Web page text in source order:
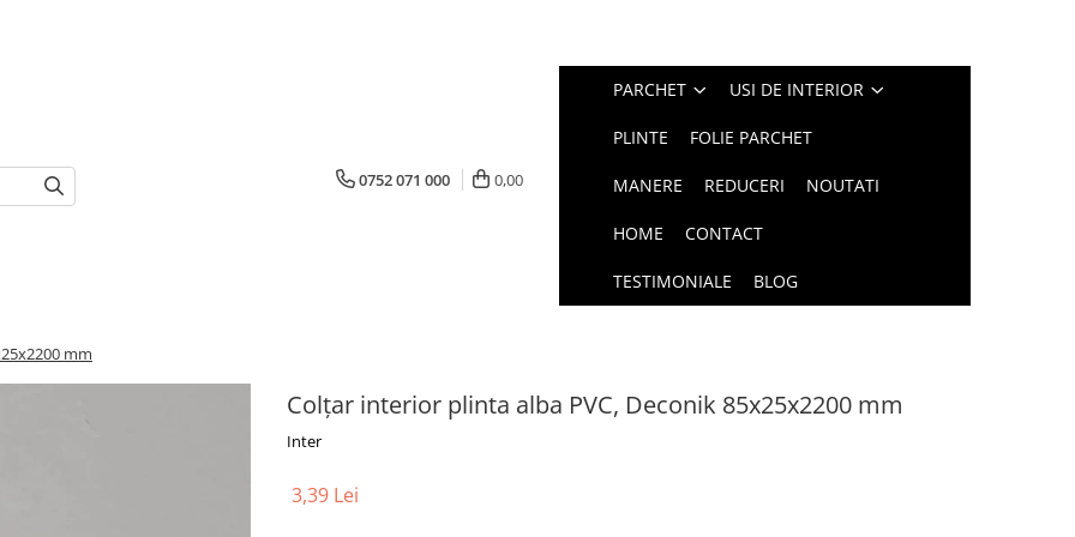
0752 071 000 0,00
PARCHET USI DE INTERIOR
PLINTE FOLIE PARCHET
MANERE REDUCERI NOUTATI
HOME CONTACT
TESTIMONIALE BLOG
mm
Colțar interior plinta alba PVC, Deconik 85x25x2200 mm
Inter
3,39 Lei